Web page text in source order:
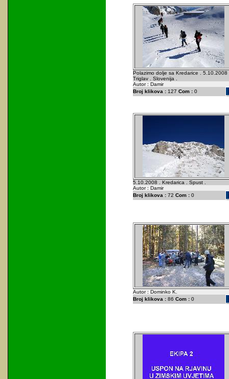
Polazimo dolje sa Kredarice . 5.10.2008
Triglav . Slovenija .
Autor : Damir
Broj klikova :127 Com :0
5.10.2008 . Kredarica . Spust .
Autor : Damir
Broj klikova :72 Com :0
Autor : Dominko K.
Broj klikova :86 Com :0